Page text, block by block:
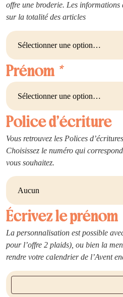
offre une broderie. Les informations
sur la totalité des articles
Prénom *
Police d’écriture
Vous retrouvez les Polices
Choisissez le numéro qui
vous souhaitez.
Écrivez le prénom
La personnalisation est possible
pour l’offre 2 plaids), ou bien la
rendre votre calendrier de l’Avent